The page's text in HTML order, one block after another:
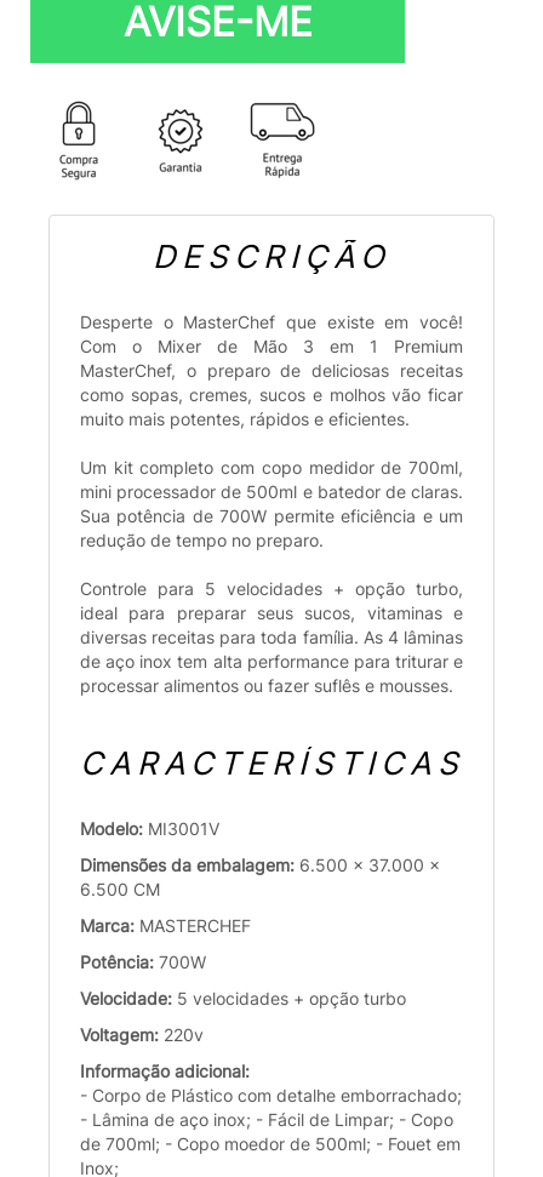
AVISE-ME
DESCRIÇÃO
Desperte o MasterChef que existe em você!
Com o Mixer de Mão 3 em 1 Premium
MasterChef, o preparo de deliciosas receitas
como sopas, cremes, sucos e molhos vão ficar
muito mais potentes, rápidos e eficientes.
Um kit completo com copo medidor de 700ml,
mini processador de 500ml e batedor de claras.
Sua potência de 700W permite eficiência e um
redução de tempo no preparo.
Controle para 5 velocidades + opção turbo,
ideal para preparar seus sucos, vitaminas e
diversas receitas para toda família. As 4 lâminas
de aço inox tem alta performance para triturar e
processar alimentos ou fazer suflês e mousses.
CARACTERÍSTICAS
Modelo: MI3001V
Dimensões da embalagem: 6.500 x 37.000 x
6.500 CM
Marca: MASTERCHEF
Potência: 700W
Velocidade: 5 velocidades + opção turbo
Voltagem: 220v
Informação adicional:
- Corpo de Plástico com detalhe emborrachado;
- Lâmina de aço inox; - Fácil de Limpar; - Copo
de 700ml; - Copo moedor de 500ml; - Fouet em
Inox;